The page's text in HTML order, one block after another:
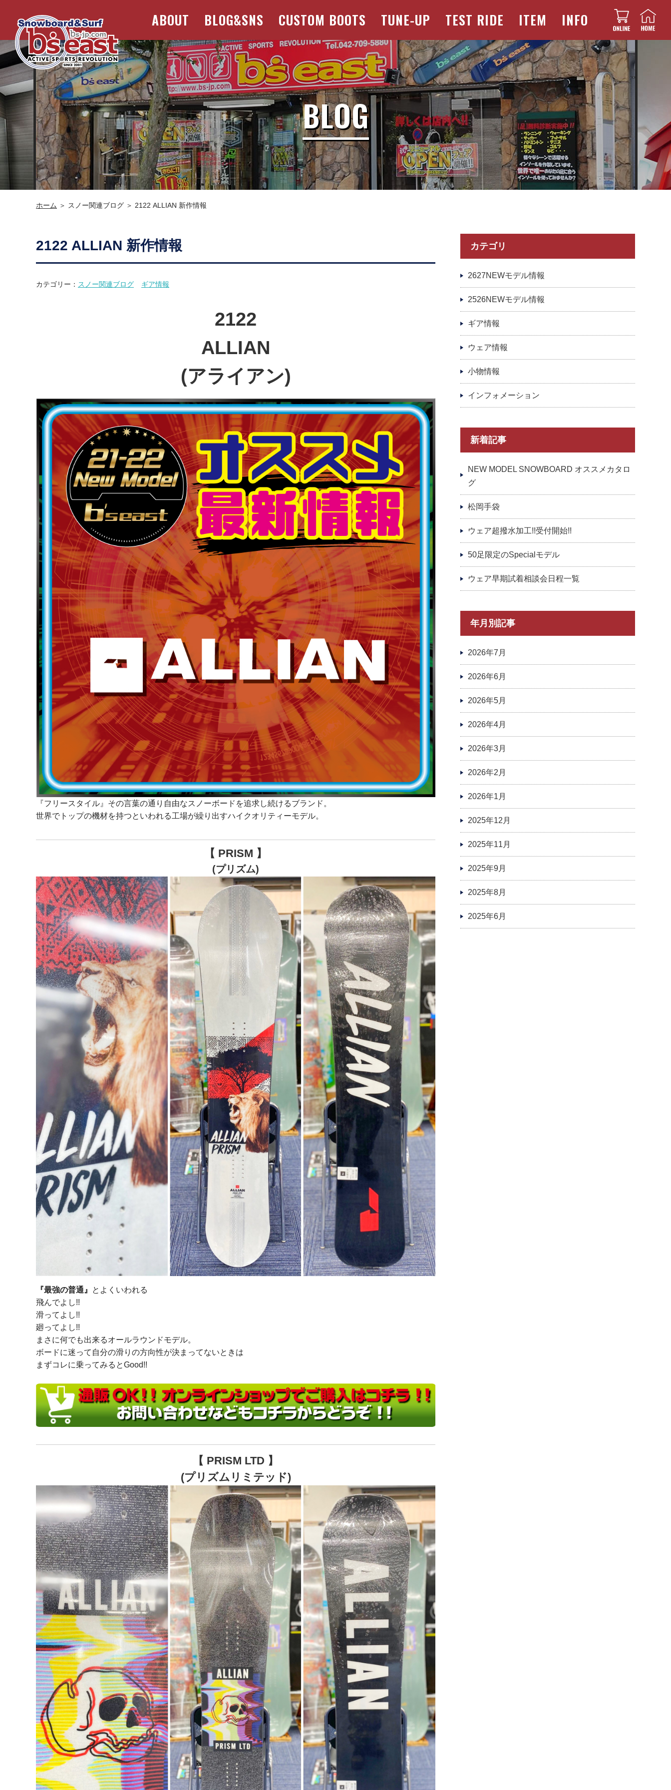
ABOUT BLOG&SNS CUSTOM BOOTS TUNE-UP TEST RIDE ITEM INFO
BLOG
ホーム ＞ スノー関連ブログ ＞ 2122 ALLIAN 新作情報
2122 ALLIAN 新作情報
カテゴリー： スノー関連ブログ ギア情報
2122
ALLIAN
(アライアン)
『フリースタイル』その言葉の通り自由なスノーボードを追求し続けるブランド。
世界でトップの機材を持つといわれる工場が繰り出すハイクオリティーモデル。
【 PRISM 】
(プリズム)
『最強の普通』
とよくいわれる
飛んでよし!!
滑ってよし!!
廻ってよし!!
まさに何でも出来るオールラウンドモデル。
ボードに迷って自分の滑りの方向性が決まってないときは
まずコレに乗ってみるとGood!!
【 PRISM LTD 】
(プリズムリミテッド)
カテゴリ
2627NEWモデル情報
2526NEWモデル情報
ギア情報
ウェア情報
小物情報
インフォメーション
新着記事
NEW MODEL SNOWBOARD オススメカタロ
グ
松岡手袋
ウェア超撥水加工!!受付開始!!
50足限定のSpecialモデル
ウェア早期試着相談会日程一覧
年月別記事
2026年7月
2026年6月
2026年5月
2026年4月
2026年3月
2026年2月
2026年1月
2025年12月
2025年11月
2025年9月
2025年8月
2025年6月